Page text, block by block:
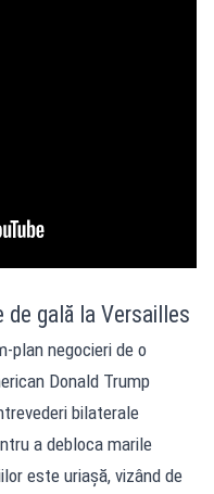
gală la Versailles
plan negocieri de o
Donald Trump
bilaterale
a debloca marile
este uriașă, vizând de